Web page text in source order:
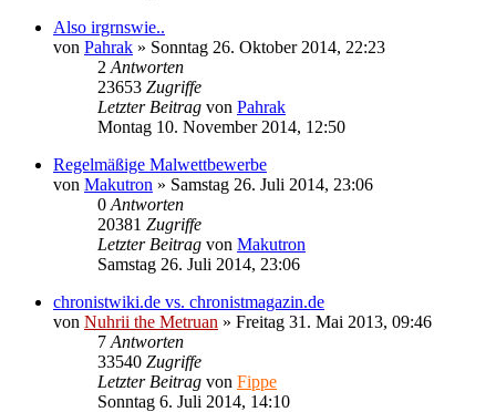
Also irgrnswie..
von Pahrak » Sonntag 26. Oktober 2014, 22:23
2 Antworten
23653 Zugriffe
Letzter Beitrag von Pahrak
Montag 10. November 2014, 12:50
Regelmäßige Malwettbewerbe
von Makutron » Samstag 26. Juli 2014, 23:06
0 Antworten
20381 Zugriffe
Letzter Beitrag von Makutron
Samstag 26. Juli 2014, 23:06
chronistwiki.de vs. chronistmagazin.de
von Nuhrii the Metruan » Freitag 31. Mai 2013, 09:46
7 Antworten
33540 Zugriffe
Letzter Beitrag von Fippe
Sonntag 6. Juli 2014, 14:10